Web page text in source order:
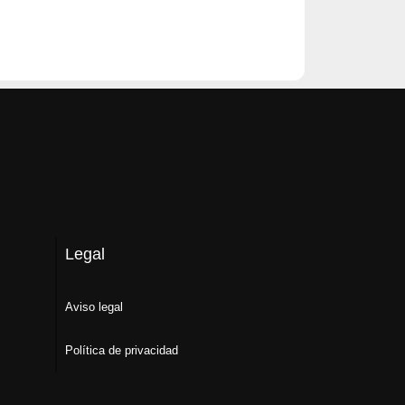
Legal
Aviso legal
Política de privacidad